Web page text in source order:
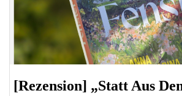
[Rezension] „Statt Aus